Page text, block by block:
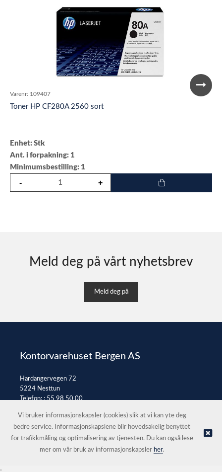
Varenr: 109407
Toner HP CF280A 2560 sort
Enhet: Stk
Ant. i forpakning: 1
Minimumsbestilling: 1
Meld deg på vårt nyhetsbrev
Meld deg på
Kontorvarehuset Bergen AS
Hardangervegen 72
5224 Nesttun
Telefon: :55 98 50 00
© Kontorvarehuset Bergen AS |Nettbutikk levert av Kréatif
Vi bruker informasjonskapsler (cookies) slik at vi kan yte deg
bedre service. Informasjonskapslene blir hovedsakelig benyttet
for trafikkmåling og optimalisering av tjenesten. Du kan også lese
mer om vår bruk av informasjonskapsler her.